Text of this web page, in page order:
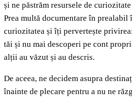
și ne păstrăm resursele de
Prea multă documentare în prealabil
curiozitatea și îți pervertește
tăi și nu mai descoperi pe cont
alții au văzut și au descris.
De aceea, ne decidem asupra
înainte de plecare pentru a nu ne